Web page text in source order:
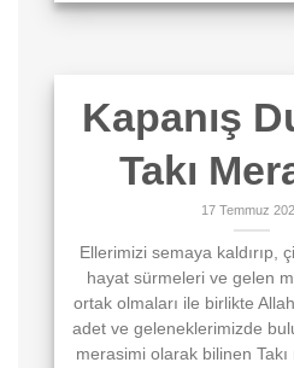
Kapanış
Takı
17 Temmuz
Ellerimizi semaya kaldırıp,
hayat sürmeleri ve gelen
ortak olmaları ile birlikte
adet ve geleneklerimizde
merasimi olarak bilinen